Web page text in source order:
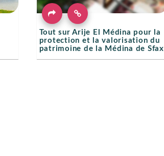
Tout sur Arije El Médina pour la
protection et la valorisation du
patrimoine de la Médina de Sfax